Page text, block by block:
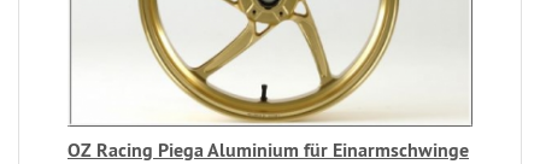
OZ Racing Piega Aluminium für Einarmschwinge